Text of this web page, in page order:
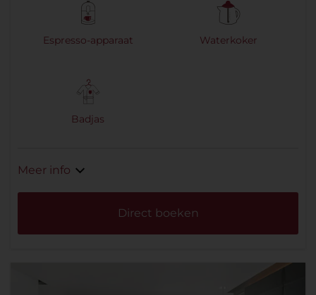
Espresso-apparaat Waterkoker
Badjas
Meer info
Direct boeken